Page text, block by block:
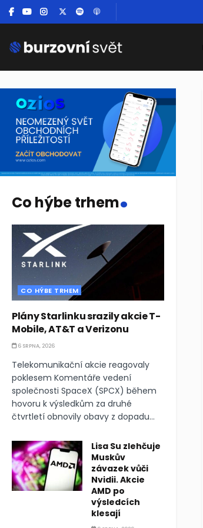
Co hýbe trhem.
CO HÝBE TRHEM
Plány Starlinku srazily akcie T-
Mobile, AT&T a Verizonu
6 SRPNA, 2026
Telekomunikační akcie reagovaly
poklesem Komentáře vedení
společnosti SpaceX (SPCX) během
hovoru k výsledkům za druhé
čtvrtletí obnovily obavy z dopadu...
Lisa Su zlehčuje
Muskův
závazek vůči
Nvidii. Akcie
AMD po
výsledcích
klesají